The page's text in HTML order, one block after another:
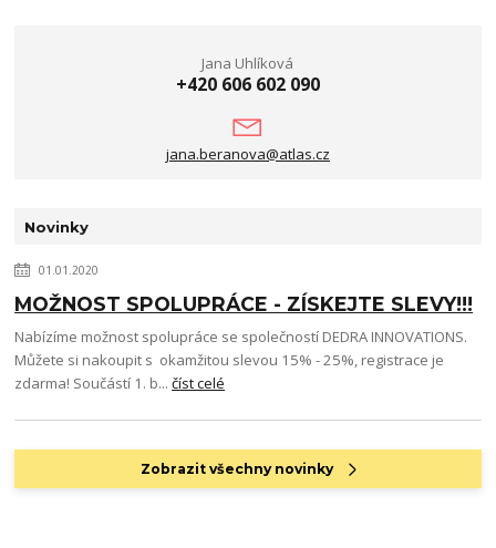
Jana Uhlíková
+420 606 602 090
jana.beranova@atlas.cz
Novinky
01.01.2020
MOŽNOST SPOLUPRÁCE - ZÍSKEJTE SLEVY!!!
Nabízíme možnost spolupráce se společností DEDRA INNOVATIONS.
Můžete si nakoupit s okamžitou slevou 15% - 25%, registrace je
zdarma! Součástí 1. b...číst celé
Zobrazit všechny novinky